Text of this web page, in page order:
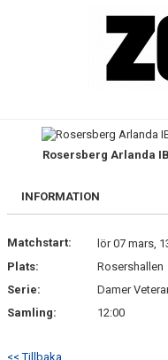
MATCHER
TRUPPEN
DOKUMENT
Rosersberg Arlanda
INFORMATION
Matchstart:
lör 07 mars,
Plats:
Rosershallen
Serie:
Damer
Samling:
12:00
<< Tillbaka